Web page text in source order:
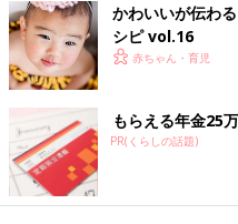
かわいいが伝わ
シピ vol.16
赤ちゃん・育児
もらえる年金25
PR(くらしの話題)